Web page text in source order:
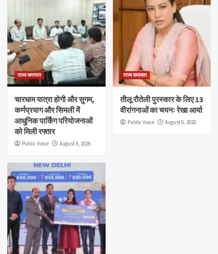
राज्य समाचार
चारधाम यात्रा होगी और सुगम,
कर्णप्रयाग और सिमली में
आधुनिक पार्किंग परियोजनाओं
को मिली रफ्तार
Public Voice August 6, 2026
राज्य समाचार
तीलू रौतेली पुरस्कार के लिए 13
वीरांगनाओं का चयनः रेखा आर्या
Public Voice August 6, 2026